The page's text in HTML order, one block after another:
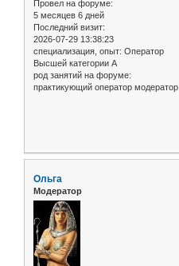
Провел на форуме:
5 месяцев 6 дней
Последний визит:
2026-07-29 13:38:23
специализация, опыт: Оператор
Высшей категории А
род занятий на форуме:
практикующий оператор модератор
Ольга
Модератор